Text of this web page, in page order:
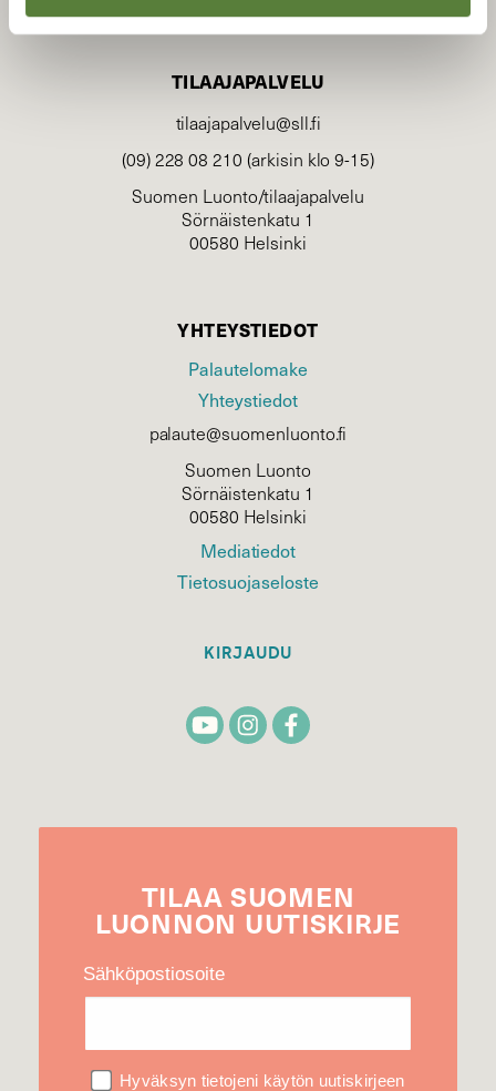
TILAAJAPALVELU
tilaajapalvelu@sll.fi
(09) 228 08 210 (arkisin klo 9-15)
Suomen Luonto/tilaajapalvelu
Sörnäistenkatu 1
00580 Helsinki
YHTEYSTIEDOT
Palautelomake
Yhteystiedot
palaute@suomenluonto.fi
Suomen Luonto
Sörnäistenkatu 1
00580 Helsinki
Mediatiedot
Tietosuojaseloste
KIRJAUDU
TILAA SUOMEN
LUONNON UUTIS­KIRJE
Sähköpostiosoite
Hyväksyn tietojeni käytön uutiskirjeen